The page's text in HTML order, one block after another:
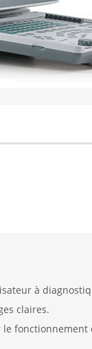
à
claires.
le